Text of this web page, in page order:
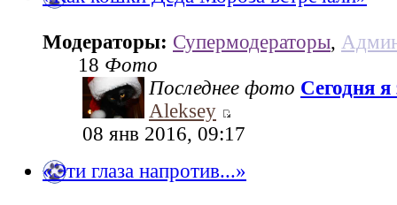
Модераторы: Супермодераторы,
18 Фото
Последнее фото Сегодня
Aleksey
08 янв 2016, 09:17
«Эти глаза напротив...»